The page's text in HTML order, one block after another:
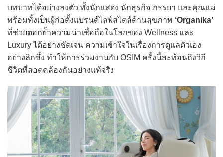
บทบาทได้อย่างลงตัว ทั้งนักแสดง นักธุรกิจ ภรรยา และคุณแม่
พร้อมทั้งเป็นผู้ก่อตั้งแบรนด์ไลฟ์สไตล์ด้านสุขภาพ ‘Organika’
ที่ช่วยตอกย้ำความน่าเชื่อถือในโลกของ Wellness และ
Luxury ได้อย่างชัดเจน ความเข้าใจในเรื่องการดูแลตัวเอง
อย่างลึกซึ้ง ทำให้การร่วมงานกับ OSIM ครั้งนี้สะท้อนถึงวิถี
ชีวิตที่สอดคล้องกันอย่างแท้จริง